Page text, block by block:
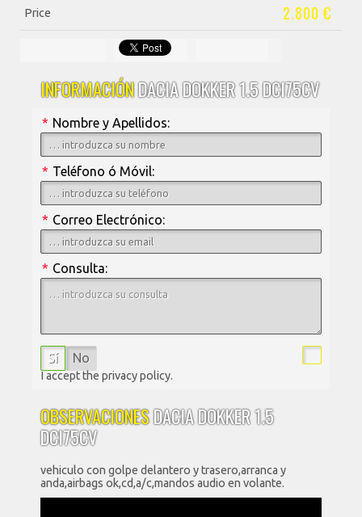
Price
2.800 €
INFORMACIÓNDACIA DOKKER 1.5 DCI75CV
Nombre y Apellidos:
*
Teléfono ó Móvil:
*
Correo Electrónico:
*
Consulta:
*
Sí No
I accept the privacy policy.
OBSERVACIONESDACIA DOKKER 1.5
DCI75CV
vehiculo con golpe delantero y trasero,arranca y
anda,airbags ok,cd,a/c,mandos audio en volante.